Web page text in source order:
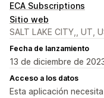
ECA Subscriptions
Sitio web
SALT LAKE CITY,, UT,
Fecha de lanzamiento
13 de diciembre de 2023
Acceso a los datos
Esta aplicación